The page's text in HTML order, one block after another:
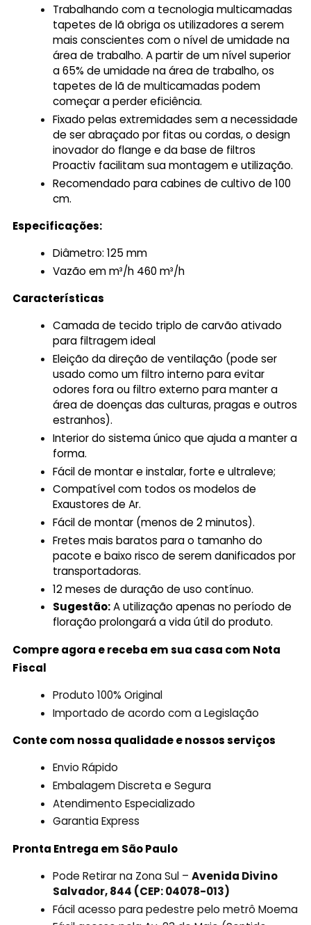
Trabalhando com a tecnologia multicamadas
tapetes de lã obriga os utilizadores a serem
mais conscientes com o nível de umidade na
área de trabalho. A partir de um nível superior
a 65% de umidade na área de trabalho, os
tapetes de lã de multicamadas podem
começar a perder eficiência.
Fixado pelas extremidades sem a necessidade
de ser abraçado por fitas ou cordas, o design
inovador do flange e da base de filtros
Proactiv facilitam sua montagem e utilização.
Recomendado para cabines de cultivo de 100
cm.
Especificações:
Diâmetro: 125 mm
Vazão em m³/h 460 m³/h
Características
Camada de tecido triplo de carvão ativado
para filtragem ideal
Eleição da direção de ventilação (pode ser
usado como um filtro interno para evitar
odores fora ou filtro externo para manter a
área de doenças das culturas, pragas e outros
estranhos).
Interior do sistema único que ajuda a manter a
forma.
Fácil de montar e instalar, forte e ultraleve;
Compatível com todos os modelos de
Exaustores de Ar.
Fácil de montar (menos de 2 minutos).
Fretes mais baratos para o tamanho do
pacote e baixo risco de serem danificados por
transportadoras.
12 meses de duração de uso contínuo.
Sugestão:A utilização apenas no período de
floração prolongará a vida útil do produto.
Compre agora e receba em sua casa com Nota
Fiscal
Produto 100% Original
Importado de acordo com a Legislação
Conte com nossa qualidade e nossos serviços
Envio Rápido
Embalagem Discreta e Segura
Atendimento Especializado
Garantia Express
Pronta Entrega em São Paulo
Pode Retirar na Zona Sul –Avenida Divino
Salvador, 844 (CEP: 04078-013)
Fácil acesso para pedestre pelo metrô Moema